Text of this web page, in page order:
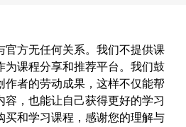
官方无任何关系。我们不提供课
为课程分享和推荐平台。我们鼓
作者的劳动成果，这样不仅能帮
，也能让自己获得更好的学习
买和学习课程，感谢您的理解与